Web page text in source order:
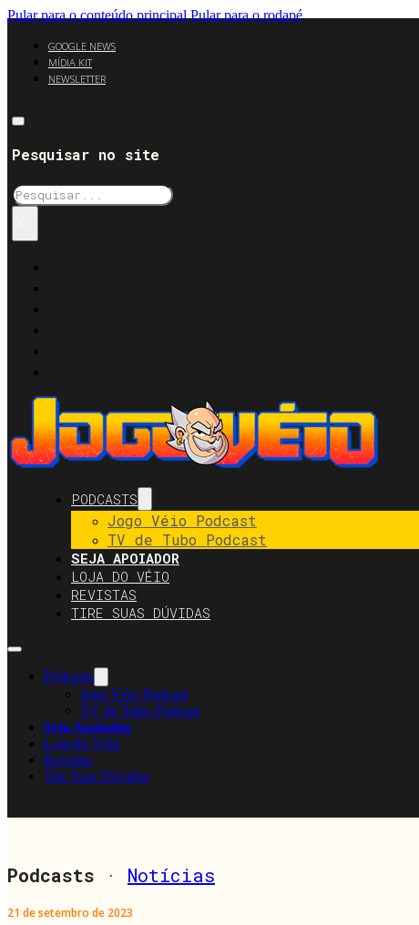
Pular para o conteúdo principal Pular para o rodapé
GOOGLE NEWS
MÍDIA KIT
NEWSLETTER
Pesquisar no site
Pesquisar
PODCASTS
Jogo Véio Podcast
TV de Tubo Podcast
SEJA APOIADOR
LOJA DO VÉIO
REVISTAS
TIRE SUAS DÚVIDAS
Podcasts
Jogo Véio Podcast
TV de Tubo Podcast
Seja Apoiador
Loja do Véio
Revistas
Tire Suas Dúvidas
Podcasts · Notícias
21 de setembro de 2023